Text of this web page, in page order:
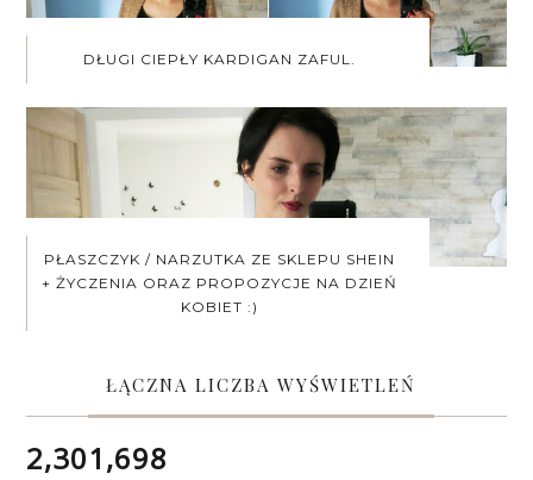
DŁUGI CIEPŁY KARDIGAN ZAFUL.
PŁASZCZYK / NARZUTKA ZE SKLEPU SHEIN
+ ŻYCZENIA ORAZ PROPOZYCJE NA DZIEŃ
KOBIET :)
ŁĄCZNA LICZBA WYŚWIETLEŃ
2,301,698